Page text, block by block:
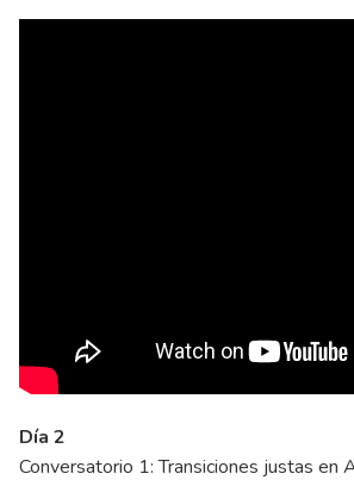
Día 2
Conversatorio 1: Transiciones justas en